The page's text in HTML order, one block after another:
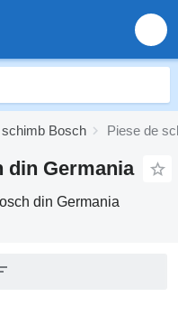
Bosch Piese de
din Germania
din Germania